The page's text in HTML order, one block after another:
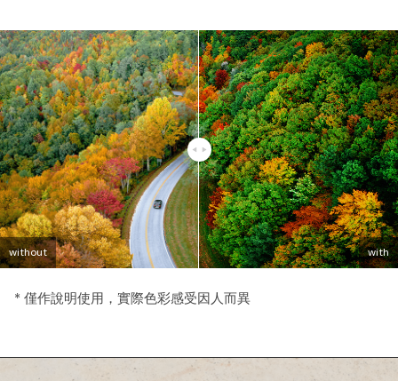
with
without
* 僅作說明使用，實際色彩感受因人而異
with
without
* 僅作說明使用，實際色彩感受因人而異
with
without
* 僅作說明使用，實際色彩感受因人而異